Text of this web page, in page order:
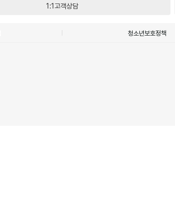
1:1고객상담
청소년보호정책